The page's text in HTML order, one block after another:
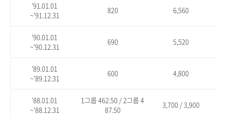
'91.01.01
~'91.12.31
820 6,560
'90.01.01
~'90.12.31
690 5,520
'89.01.01
~'89.12.31
600 4,800
'88.01.01
~'88.12.31
1그룹 462.50 / 2그룹 4
87.50
3,700 / 3,900